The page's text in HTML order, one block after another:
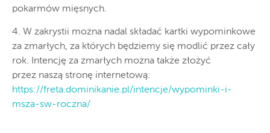
pokarmów mięsnych.
4. W zakrystii można nadal składać kartki wypominkowe
za zmarłych, za których będziemy się modlić przez cały
rok. Intencję za zmarłych można także złożyć
przez naszą stronę internetową:
https://freta.dominikanie.pl/intencje/wypominki-i-
msza-sw-roczna/